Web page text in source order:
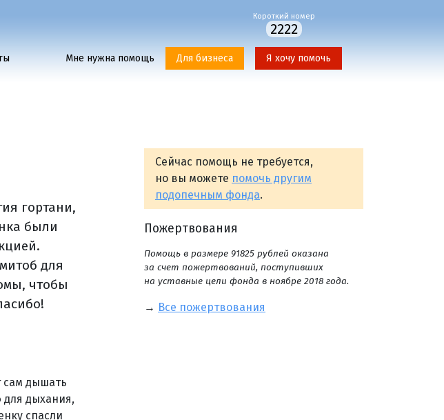
Короткий номер
2222
Мне нужна помощь Для бизнеса Я хочу помочь
гортани,
были
для
чтобы
сам дышать
дыхания,
спасли
Сейчас помощь не требуется,
но вы можете помочь другим
подопечным фонда.
Пожертвования
Помощь в размере 91825 рублей оказана
за счет пожертвований, поступивших
на уставные цели фонда в ноябре 2018 года.
→ Все пожертвования